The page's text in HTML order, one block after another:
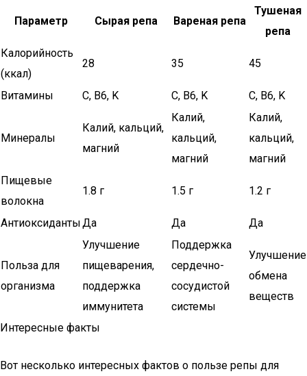
Параметр Сырая репа Вареная репа
Тушеная
репа
Калорийность
(ккал)
28 35 45
Витамины C, B6, K C, B6, K C, B6, K
Минералы
Калий, кальций,
магний
Калий,
кальций,
магний
Калий,
кальций,
магний
Пищевые
волокна
1.8 г 1.5 г 1.2 г
АнтиоксидантыДа Да Да
Польза для
организма
Улучшение
пищеварения,
поддержка
иммунитета
Поддержка
сердечно-
сосудистой
системы
Улучшение
обмена
веществ
Интересные факты
Вот несколько интересных фактов о пользе репы для